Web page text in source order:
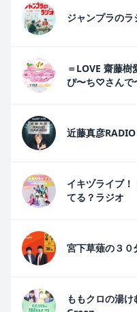
ジャンプラのラ
＝LOVE 齋藤
ぴ〜ち♡さん
近藤真彦RADIO
イキヅライブ！
てる？ラジオ
宮下草薙の３０
ももクロの湯